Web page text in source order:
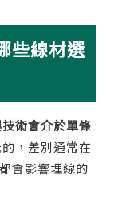
些線材選
術會介於單條
，差別通常在
會影響埋線的